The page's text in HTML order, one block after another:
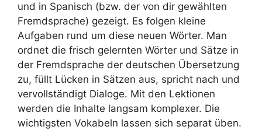
und in Spanisch (bzw. der von dir gewählten
Fremdsprache) gezeigt. Es folgen kleine
Aufgaben rund um diese neuen Wörter. Man
ordnet die frisch gelernten Wörter und Sätze in
der Fremdsprache der deutschen Übersetzung
zu, füllt Lücken in Sätzen aus, spricht nach und
vervollständigt Dialoge. Mit den Lektionen
werden die Inhalte langsam komplexer. Die
wichtigsten Vokabeln lassen sich separat üben.